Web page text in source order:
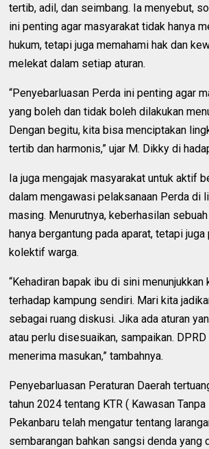
tertib, adil, dan seimbang. Ia menyebut,
ini penting agar masyarakat tidak hanya
hukum, tetapi juga memahami hak dan
melekat dalam setiap aturan.
“Penyebarluasan Perda ini penting agar
yang boleh dan tidak boleh dilakukan
Dengan begitu, kita bisa menciptakan
tertib dan harmonis,” ujar M. Dikky di
Ia juga mengajak masyarakat untuk aktif
dalam mengawasi pelaksanaan Perda di
masing. Menurutnya, keberhasilan
hanya bergantung pada aparat, tetapi
kolektif warga.
“Kehadiran bapak ibu di sini menunjukkan
terhadap kampung sendiri. Mari kita
sebagai ruang diskusi. Jika ada aturan
atau perlu disesuaikan, sampaikan.
menerima masukan,” tambahnya.
Penyebarluasan Peraturan Daerah
tahun 2024 tentang KTR ( Kawasan
Pekanbaru telah mengatur tentang
sembarangan bahkan sangsi denda yang